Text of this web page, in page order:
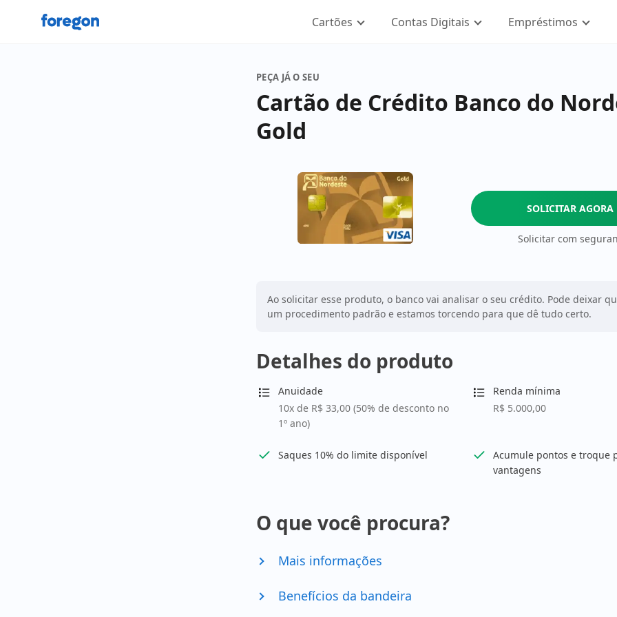
Foregon.com Cartões Contas Digitais Empréstimos
PEÇA JÁ O SEU
Cartão de Crédito Banco do
Gold
SOLICITAR AGORA
Solicitar com
Ao solicitar esse produto, o banco vai analisar o seu crédito. Pode deixar
um procedimento padrão e estamos torcendo para que dê tudo certo.
Detalhes do produto
Anuidade
10x de R$ 33,00 (50% de desconto no
1º ano)
Renda mínima
R$ 5.000,00
Saques 10% do limite disponível
Acumule pontos e troque
vantagens
O que você procura?
Mais informações
Benefícios da bandeira